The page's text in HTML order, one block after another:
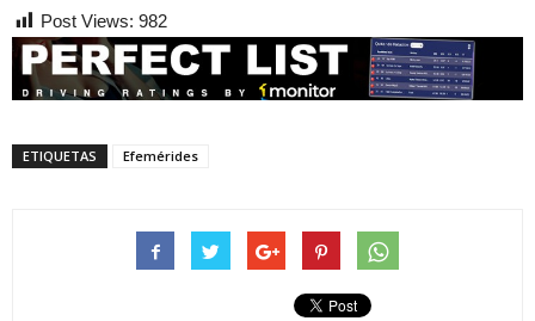
Post Views: 982
ETIQUETAS Efemérides